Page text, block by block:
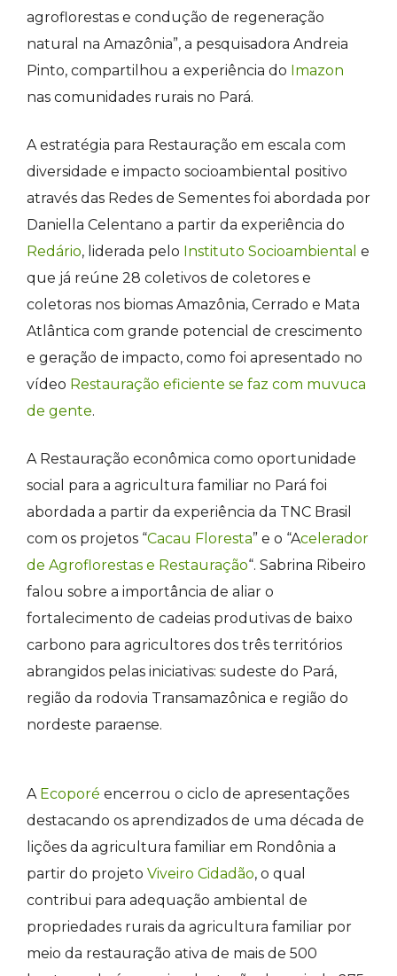
agroflorestas e condução de regeneração
natural na Amazônia”, a pesquisadora Andreia
Pinto, compartilhou a experiência do Imazon
nas comunidades rurais no Pará.
A estratégia para Restauração em escala com
diversidade e impacto socioambiental positivo
através das Redes de Sementes foi abordada por
Daniella Celentano a partir da experiência do
Redário, liderada pelo Instituto Socioambiental e
que já reúne 28 coletivos de coletores e
coletoras nos biomas Amazônia, Cerrado e Mata
Atlântica com grande potencial de crescimento
e geração de impacto, como foi apresentado no
vídeo Restauração eficiente se faz com muvuca
de gente.
A Restauração econômica como oportunidade
social para a agricultura familiar no Pará foi
abordada a partir da experiência da TNC Brasil
com os projetos “Cacau Floresta” e o “Acelerador
de Agroflorestas e Restauração“. Sabrina Ribeiro
falou sobre a importância de aliar o
fortalecimento de cadeias produtivas de baixo
carbono para agricultores dos três territórios
abrangidos pelas iniciativas: sudeste do Pará,
região da rodovia Transamazônica e região do
nordeste paraense.
A Ecoporé encerrou o ciclo de apresentações
destacando os aprendizados de uma década de
lições da agricultura familiar em Rondônia a
partir do projeto Viveiro Cidadão, o qual
contribui para adequação ambiental de
propriedades rurais da agricultura familiar por
meio da restauração ativa de mais de 500